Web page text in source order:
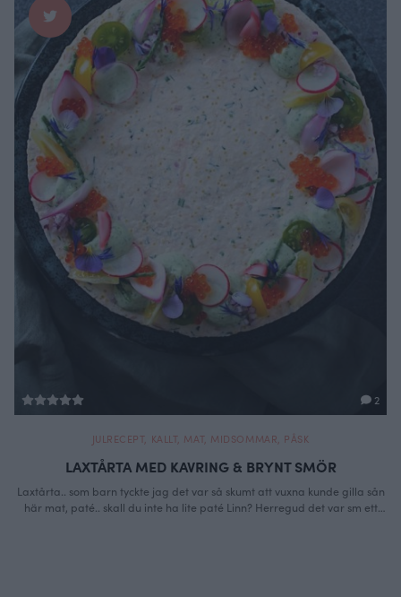
2
JULRECEPT, KALLT, MAT, MIDSOMMAR PÅSK
LAXTÅRTA MED KAVRING & BRYNT SMÖR
Laxtårta.. som barn tyckte jag det var så skumt att vuxna kunde gilla sån
här mat, paté.. skall du inte ha lite paté Linn? Herregud det var sm ett